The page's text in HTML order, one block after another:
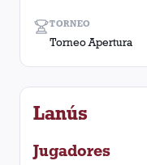
TORNEO
Torneo Apertura
Lanús
Jugadores